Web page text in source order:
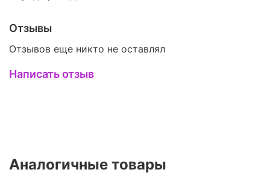
Отзывы
Отзывов еще никто не оставлял
Написать отзыв
Аналогичные товары